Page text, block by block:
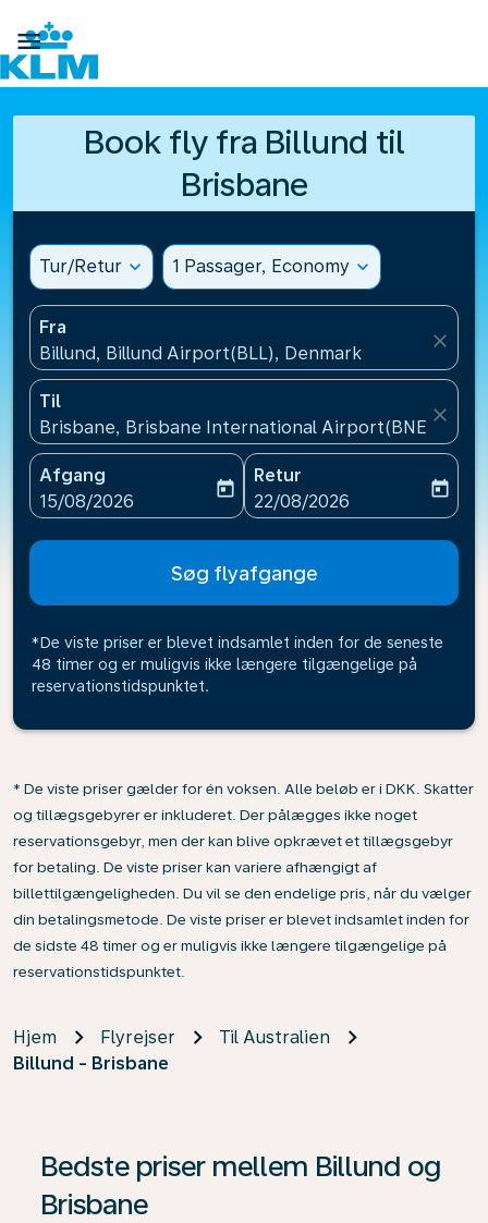

Book fly fra Billund til
Brisbane
Tur/Retur expand_more 1 Passager, Economy expand_more
Fra
Billund, Billund Airport(BLL), Denmark
close
Til
Brisbane, Brisbane International Airport(BNE),
close
Afgang
fc-booking-departure-date-aria-label
15/08/2026
today
Retur
fc-booking-return-date-
22/08/2026
today
Søg flyafgange
*De viste priser er blevet indsamlet inden for de seneste
48 timer og er muligvis ikke længere tilgængelige på
reservationstidspunktet.
* De viste priser gælder for én voksen. Alle beløb er i DKK. Skatter
og tillægsgebyrer er inkluderet. Der pålægges ikke noget
reservationsgebyr, men der kan blive opkrævet et tillægsgebyr
for betaling. De viste priser kan variere afhængigt af
billettilgængeligheden. Du vil se den endelige pris, når du vælger
din betalingsmetode. De viste priser er blevet indsamlet inden for
de sidste 48 timer og er muligvis ikke længere tilgængelige på
reservationstidspunktet.
Hjem Flyrejser
Til Australien
Billund - Brisbane
Bedste priser mellem Billund og
Brisbane
Hvis der ikke er nogen resultater, skal du klikke på